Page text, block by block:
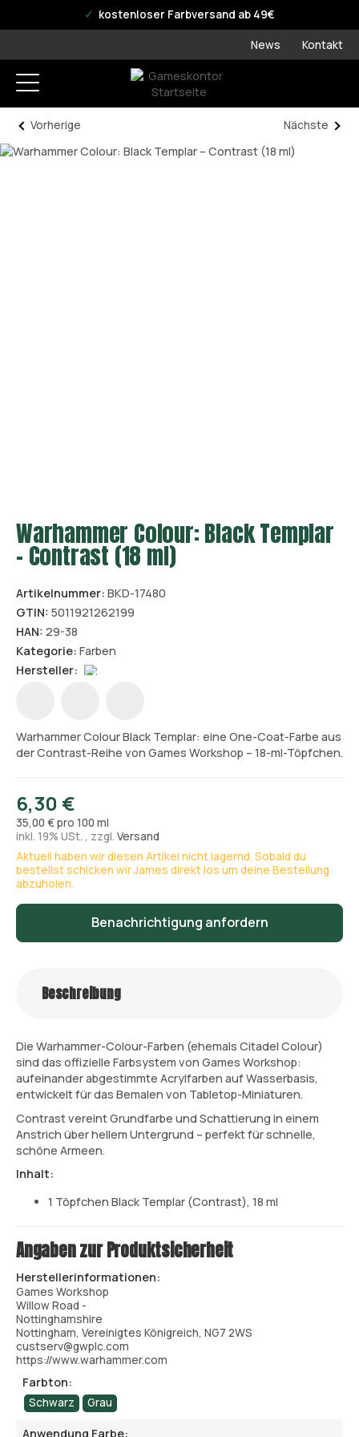
offizieller WPN Storekostenloser Farbversand ab 49€
News Kontakt
Vorherige Nächste
Warhammer Colour: Black Templar
– Contrast (18 ml)
Artikelnummer: BKD-17480
GTIN: 5011921262199
HAN: 29-38
Kategorie: Farben
Hersteller:
Warhammer Colour Black Templar: eine One-Coat-Farbe aus
der Contrast-Reihe von Games Workshop – 18-ml-Töpfchen.
6,30 €
35,00 € pro 100 ml
inkl. 19% USt. , zzgl. Versand
Aktuell haben wir diesen Artikel nicht lagernd. Sobald du
bestellst schicken wir James direkt los um deine Bestellung
abzuholen.
Benachrichtigung anfordern
Beschreibung
Die Warhammer-Colour-Farben (ehemals Citadel Colour)
sind das offizielle Farbsystem von Games Workshop:
aufeinander abgestimmte Acrylfarben auf Wasserbasis,
entwickelt für das Bemalen von Tabletop-Miniaturen.
Contrast vereint Grundfarbe und Schattierung in einem
Anstrich über hellem Untergrund – perfekt für schnelle,
schöne Armeen.
Inhalt:
1 Töpfchen Black Templar (Contrast), 18 ml
Angaben zur Produktsicherheit
Herstellerinformationen:
Games Workshop
Willow Road -
Nottinghamshire
Nottingham, Vereinigtes Königreich, NG7 2WS
custserv@gwplc.com
https://www.warhammer.com
Farbton:
Schwarz Grau
Anwendung Farbe: